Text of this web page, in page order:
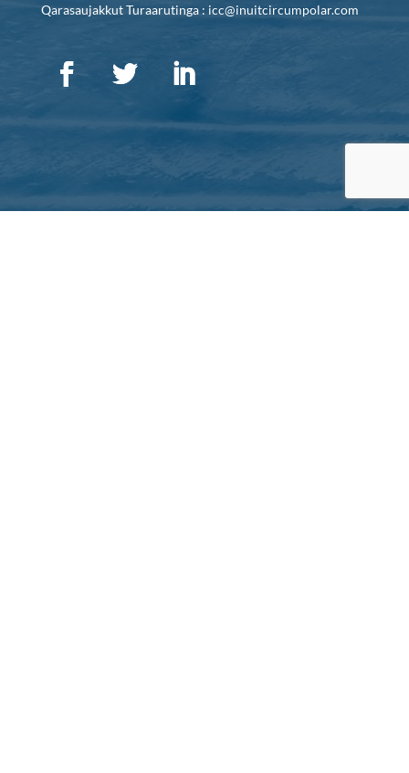
Qarasaujakkut Turaarutinga : icc@inuitcircumpolar.com